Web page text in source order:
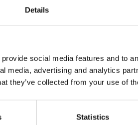
Details
social media features and to
media, advertising and analytics
they’ve collected from your use of
Statistics